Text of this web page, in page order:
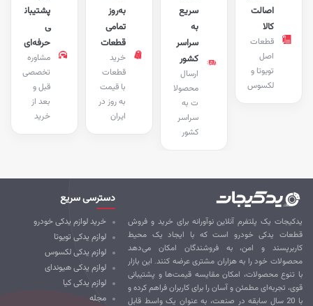
پشتیبان
حرفه‌ای
مشاوره
تخصصی
قبل و
بعد از
خرید
به‌روز
تمامی
قطعات
خرید
قطعات
با قیمت
به روز در
ایران
سریع
سراسر
کشور
ارسال
محصولا
ت به
سراسر
کشور
اصالت
قطعات
تویوتا و
لکسوس
یک پلتفرم آنلاین نوآورانه برای خرید و فروش
یدکی خودرو است که با ایجاد یک محیط
و امن، به فروشندگان امکان می‌دهد
خود را به هزاران مشتری عرضه کنند. این بازار
تنوع محصولات، امکان مقایسه قیمت‌ها و پشتیبانی
تجربه‌ای مطمئن و آسان را برای کاربران فراهم کرده و
با 20 سال سابقه در صنعت، به عنوان یک واسط قابل
دسترسی سریع
خرید لوازم یدکی خودرو
لوازم یدکی تویوتا
لوازم یدکی لکسوس
لوازم یدکی هیوندای
لوازم یدکی کیا
مجله